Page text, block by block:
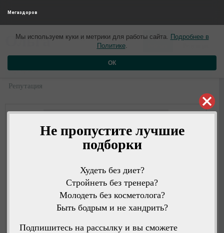
Не пропустите лучшие
подборки
Худеть без диет?
Стройнеть без тренера?
Молодеть без косметолога?
Быть бодрым и не хандрить?
Подпишитесь на рассылку и вы сможете
Мегаздоров
Мы используем куки и метрики для работы сайта. Подробнее в
Политике.
ОК
Ольга5 лет назад 0
0
Профиль
Репутация